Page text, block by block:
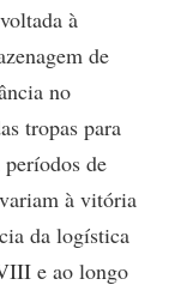
à
de
no
tropas para
de
à vitória
da logística
e ao longo